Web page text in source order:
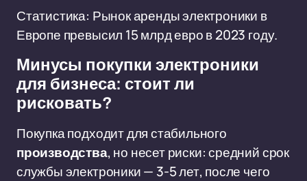
Статистика: Рынок аренды электроники в
Европе превысил 15 млрд евро в 2023 году.
Минусы покупки электроники
для бизнеса: стоит ли
рисковать?
Покупка подходит для стабильного
производства, но несет риски: средний срок
службы электроники — 3-5 лет, после чего